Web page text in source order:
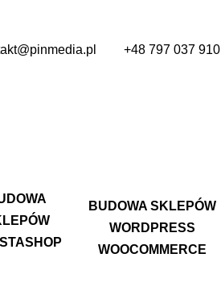
+48 797 037 910
BUDOWA SKLEPÓW
WORDPRESS
WOOCOMMERCE